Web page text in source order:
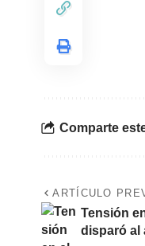
Comparte
ARTÍCULO
Tensión
disparó al